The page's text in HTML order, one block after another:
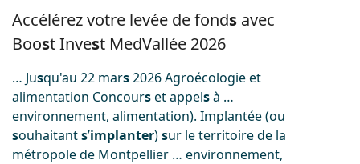
Image
Accélérez votre levée de fonds avec
Boost Invest MedVallée 2026
… Jusqu'au 22 mars2026 Agroécologie et
alimentation Concourset appelsà …
environnement, alimentation). Implantée (ou
souhaitants’implanter)sur le territoire de la
métropole de Montpellier … environnement,